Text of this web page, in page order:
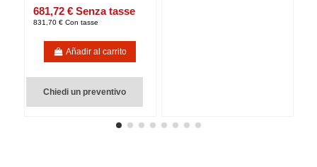
681,72 € Senza tasse
831,70 € Con tasse
Añadir al carrito
Chiedi un preventivo